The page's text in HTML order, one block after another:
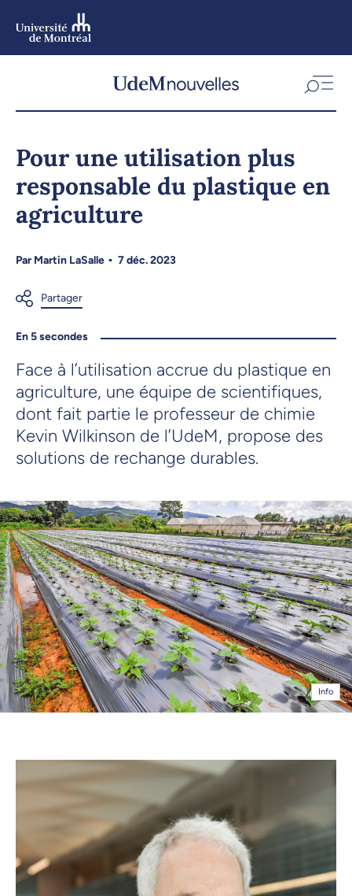
Pour une utilisation plus
responsable du plastique en
agriculture
ParMartin LaSalle 7 déc. 2023
En 5 secondes
Face à l’utilisation accrue du plastique en
agriculture, une équipe de scientifiques,
dont fait partie le professeur de chimie
Kevin Wilkinson de l’UdeM, propose des
solutions de rechange durables.
Info